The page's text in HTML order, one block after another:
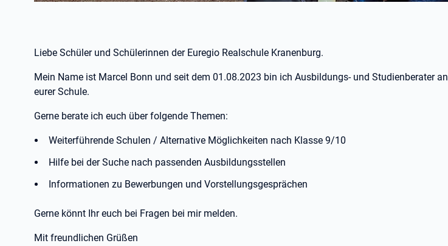
Liebe Schüler und Schülerinnen der Euregio Realschule Kranenburg.
Mein Name ist Marcel Bonn und seit dem 01.08.2023 bin ich Ausbildungs- und Studienberater an
eurer Schule.
Gerne berate ich euch über folgende Themen:
Weiterführende Schulen / Alternative Möglichkeiten nach Klasse 9/10
Hilfe bei der Suche nach passenden Ausbildungsstellen
Informationen zu Bewerbungen und Vorstellungsgesprächen
Gerne könnt Ihr euch bei Fragen bei mir melden.
Mit freundlichen Grüßen